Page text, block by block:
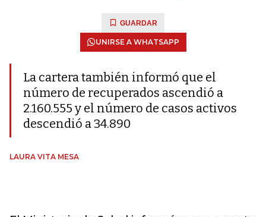
GUARDAR
UNIRSE A WHATSAPP
La cartera también informó que el
número de recuperados ascendió a
2.160.555 y el número de casos activos
descendió a 34.890
LAURA VITA MESA